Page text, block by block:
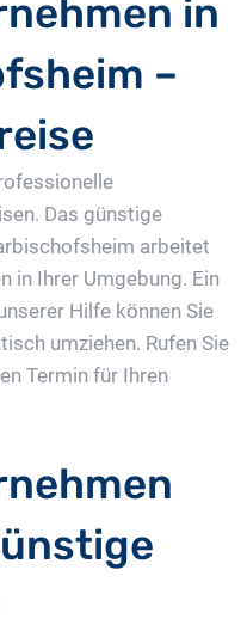
in
–
Das günstige
arbeitet
in Ihrer Umgebung. Ein
Hilfe können Sie
umziehen. Rufen Sie
Termin für Ihren